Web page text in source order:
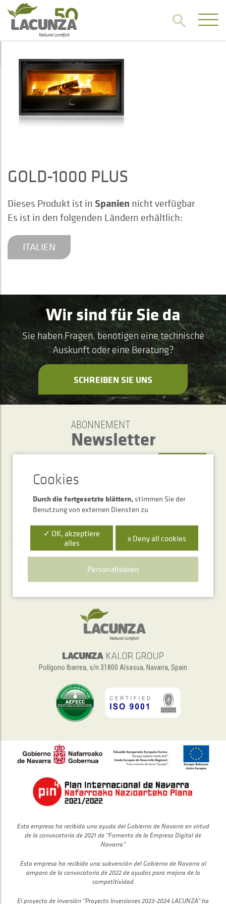
GOLD-1000 PLUS
Dieses Produkt ist in Spanien nicht verfügbar
Es ist in den folgenden Ländern erhältlich:
ITALIEN
Wir sind für Sie da
Sie haben Fragen, benötigen eine technische
Auskunft oder eine Beratung?
SCHREIBEN SIE UNS
ABONNEMENT
Newsletter
Telefonischer Auskunftsservice
+34 948 563 511
Polígono Ibarrea, s/n 31800 Alsasua, Navarra, Spain
Esta empresa ha recibido una ayuda del Gobierno de Navarra en virtud
de la convocatoria de 2021 de “Fomento de la Empresa Digital de
Navarra”
Esta empresa ha recibido una subvención del Gobierno de Navarra al
amparo de la convocatoria de 2022 de ayudas para mejora de la
competitividad
El proyecto de inversión “Proyecto Inversiones 2023-2024 LACUNZA” ha
Durch die fortgesetzte blättern, stimmen Sie der
Benutzung von externen Diensten zu
✓ OK, akzeptiere
alles
x Deny all cookies
Personalisieren